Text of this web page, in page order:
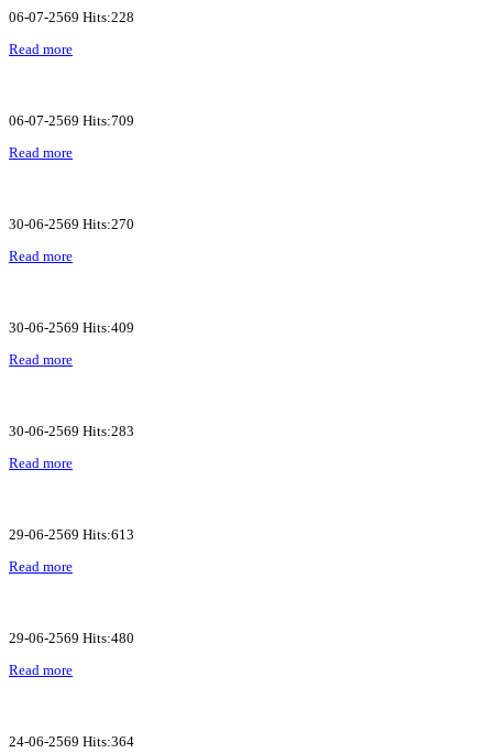
06-07-2569 Hits:228
Read more
06-07-2569 Hits:709
Read more
30-06-2569 Hits:270
Read more
30-06-2569 Hits:409
Read more
30-06-2569 Hits:283
Read more
29-06-2569 Hits:613
Read more
29-06-2569 Hits:480
Read more
24-06-2569 Hits:364